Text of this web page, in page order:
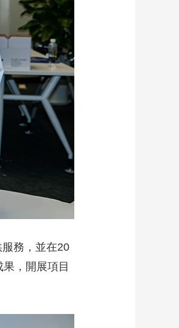
務，並在20
，開展項目